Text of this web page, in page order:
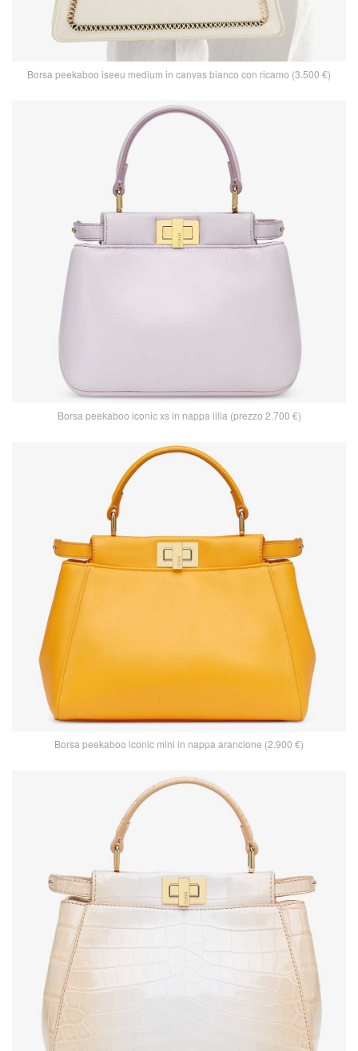
Borsa peekaboo iseeu medium in canvas bianco con ricamo (3.500 €)
Borsa peekaboo iconic xs in nappa lilla (prezzo 2.700 €)
Borsa peekaboo iconic mini in nappa arancione (2.900 €)